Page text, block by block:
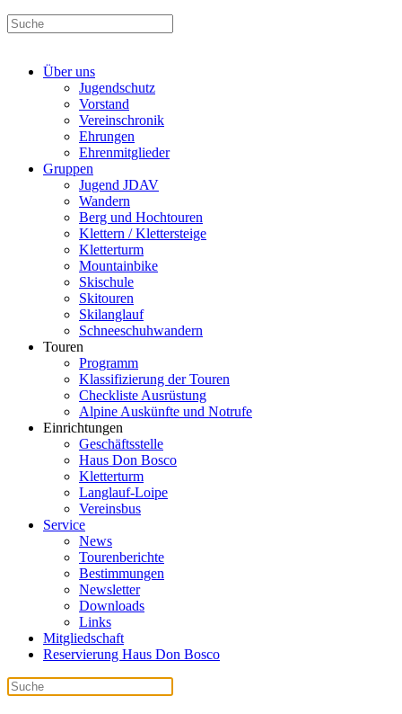
Über uns
Jugendschutz
Vorstand
Vereinschronik
Ehrungen
Ehrenmitglieder
Gruppen
Jugend JDAV
Wandern
Berg und Hochtouren
Klettern / Klettersteige
Kletterturm
Mountainbike
Skischule
Skitouren
Skilanglauf
Schneeschuhwandern
Touren
Programm
Klassifizierung der Touren
Checkliste Ausrüstung
Alpine Auskünfte und Notrufe
Einrichtungen
Geschäftsstelle
Haus Don Bosco
Kletterturm
Langlauf-Loipe
Vereinsbus
Service
News
Tourenberichte
Bestimmungen
Newsletter
Downloads
Links
Mitgliedschaft
Reservierung Haus Don Bosco